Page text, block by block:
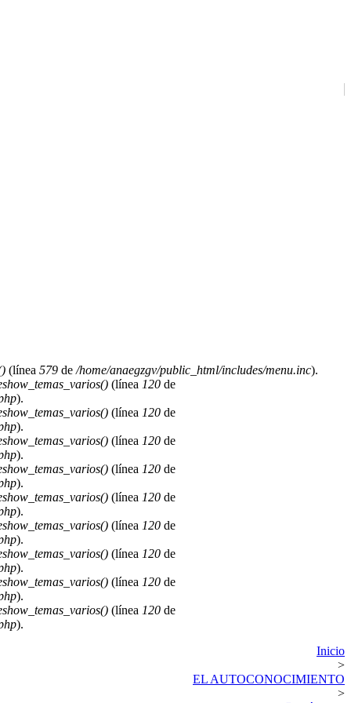
(línea 579 de /home/anaegzgv/public_html/includes/menu.inc).
(línea 120de
).
(línea 120de
).
(línea 120de
).
(línea 120de
).
(línea 120de
).
(línea 120de
).
(línea 120de
).
(línea 120de
).
(línea 120de
).
Inicio
>
EL AUTOCONOCIMIENTO
>